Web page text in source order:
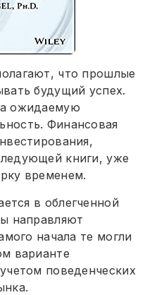
что прошлые
будущий успех.
ожидаемую
Финансовая
книги, уже
временем.
в облегченной
направляют
начала те могли
варианте
поведенческих